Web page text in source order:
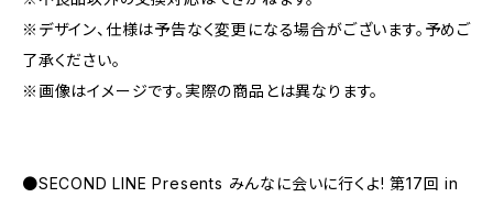
※デザイン、仕様は予告なく変更になる場合がございます。予めご
了承ください。
※画像はイメージです。実際の商品とは異なります。
●SECOND LINE Presents みんなに会いに行くよ! 第17回 in